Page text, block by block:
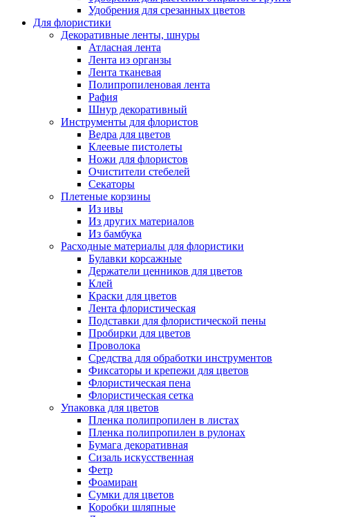
Удобрения для срезанных цветов
Для флористики
Декоративные ленты, шнуры
Атласная лента
Лента из органзы
Лента тканевая
Полипропиленовая лента
Рафия
Шнур декоративный
Инструменты для флористов
Ведра для цветов
Клеевые пистолеты
Ножи для флористов
Очистители стебелей
Секаторы
Плетеные корзины
Из ивы
Из других материалов
Из бамбука
Расходные материалы для флористики
Булавки корсажные
Держатели ценников для цветов
Клей
Краски для цветов
Лента флористическая
Подставки для флористической пены
Пробирки для цветов
Проволока
Средства для обработки инструментов
Фиксаторы и крепежи для цветов
Флористическая пена
Флористическая сетка
Упаковка для цветов
Пленка полипропилен в листах
Пленка полипропилен в рулонах
Бумага декоративная
Сизаль искусственная
Фетр
Фоамиран
Сумки для цветов
Коробки шляпные